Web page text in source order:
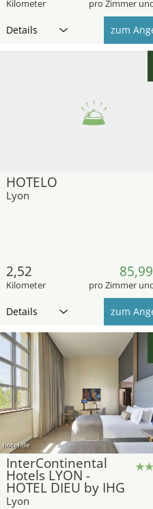
Kilometer pro Zimmer
Details zum
HOTELO
Lyon
2,52
Kilometer pro Zimmer
Details zum
hotel.de
InterContinental
Hotels LYON -
HOTEL DIEU by IHG
Lyon